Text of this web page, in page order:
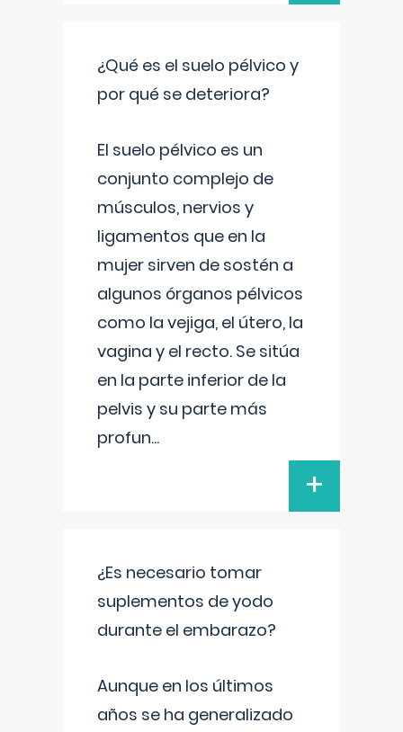
¿Qué es el suelo pélvico y
por qué se deteriora?
El suelo pélvico es un
conjunto complejo de
músculos, nervios y
ligamentos que en la
mujer sirven de sostén a
algunos órganos pélvicos
como la vejiga, el útero, la
vagina y el recto. Se sitúa
en la parte inferior de la
pelvis y su parte más
profun...
+
¿Es necesario tomar
suplementos de yodo
durante el embarazo?
Aunque en los últimos
años se ha generalizado